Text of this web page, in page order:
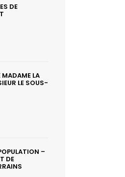
DE
MADAME LA
LE SOUS-
–
DE